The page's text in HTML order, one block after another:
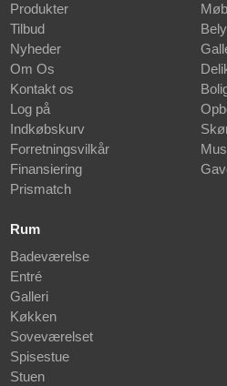
Produkter
Tilbud
Nyheder
Om Os
Kontakt os
Log på
Indkøbskurv
Forretningsvilkår
Finansiering
Prismatch
Rum
Badeværelse
Entré
Galleri
Køkken
Soveværelset
Spisestue
Stuen